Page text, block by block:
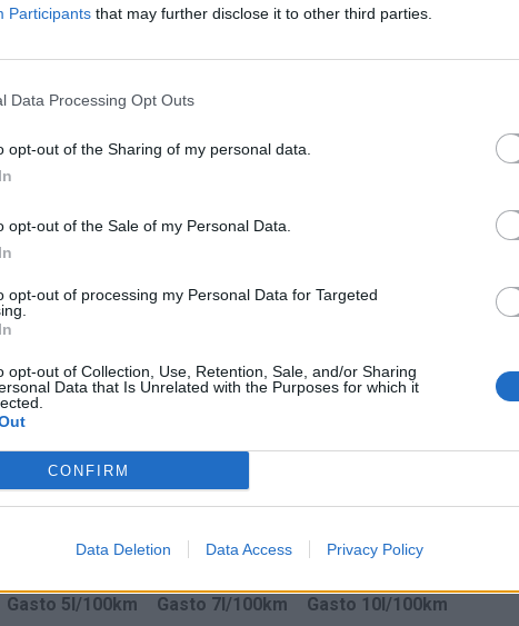
Participants that may further disclose it to other third parties.
Data Processing Opt Outs
opt-out of the Sharing of my personal data.
opt-out of the Sale of my Personal Data.
opt-out of processing my Personal Data for Targeted
opt-out of Collection, Use, Retention, Sale, and/or Sharing
Data that Is Unrelated with the Purposes for which it
CONFIRM
Data Deletion Data Access Privacy Policy
Nuevo León a Martínez Domínguez A.
Francisco Zarco Nuevo León y Martínez
Gasto 5l/100km Gasto 7l/100km
Gasto 10l/100km